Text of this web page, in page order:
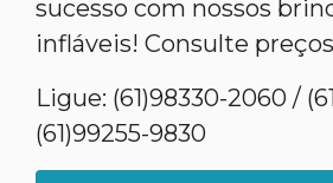
sucesso com nossos
infláveis! Consulte
Ligue: (61)98330-2060 /
(61)99255-9830